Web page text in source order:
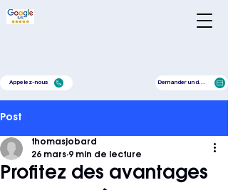
Demander un devis
Appelez-nous
Post
Profitez des avantages
thomasjobard
26 mars 9 min de lecture